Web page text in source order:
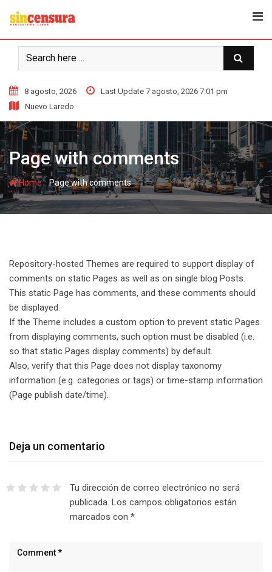
i
n
t
e
n
t
8 agosto, 2026
Last Update 7 agosto, 2026 7:01 pm
Nuevo Laredo
Page with comments
Home-Page with comments
Repository-hosted Themes are required to support display of
comments on static Pages as well as on single blog Posts.
This static Page has comments, and these comments should
be displayed.
If the Theme includes a custom option to prevent static Pages
from displaying comments, such option must be disabled (i.e.
so that static Pages display comments) by default.
Also, verify that this Page does not display taxonomy
information (e.g. categories or tags) or time-stamp information
(Page publish date/time).
Deja un comentario
Tu dirección de correo electrónico no será
publicada. Los campos obligatorios están
marcados con *